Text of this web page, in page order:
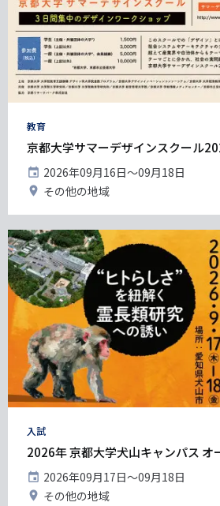
タ
グ
教育
京都大学サマーデザインスクール
開
催
日
2026年09月16日〜09月18日
開
地
その他の地域
タ
グ
入試
2026年 京都大学犬山キャンパス オ
開
催
2026年09月17日〜09月18日
開 その他の地域